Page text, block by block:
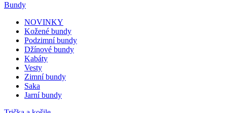
Bundy
NOVINKY
Kožené bundy
Podzimní bundy
Džínové bundy
Kabáty
Vesty
Zimní bundy
Saka
Jarní bundy